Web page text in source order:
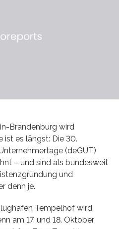
Brandenburg wird
ist es längst: Die 30.
(deGUT)
– und sind als bundesweit
und
denn je.
Tempelhof wird
am 17. und 18. Oktober